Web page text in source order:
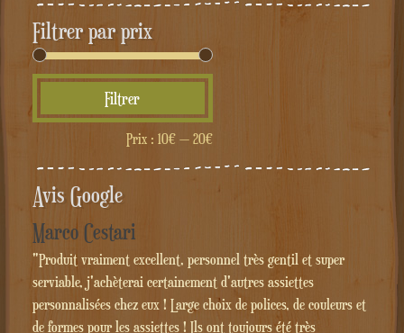
Filtrer par prix
min
max
Filtrer
Prix : 10€— 20€
Avis Google
Marco Cestari
"Produit vraiment excellent, personnel très gentil et super
serviable, j'achèterai certainement d'autres assiettes
personnalisées chez eux ! Large choix de polices, de couleurs et
de formes pour les assiettes ! Ils ont toujours été très